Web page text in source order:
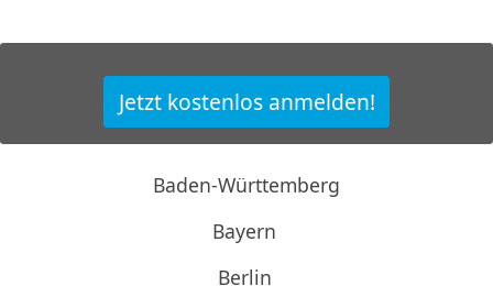
Jetzt kostenlos anmelden!
Baden-Württemberg
Bayern
Berlin